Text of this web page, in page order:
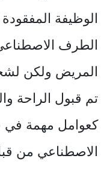
الوظيفة
الطرف
المريض ولكن
تم قبول الراحة
كعوامل مهمة في
الاصطناعي من